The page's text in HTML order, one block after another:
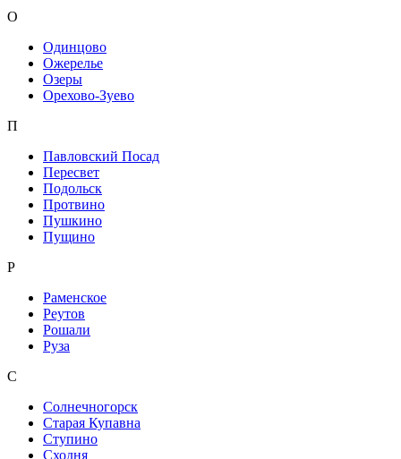
О
Одинцово
Ожерелье
Озеры
Орехово-Зуево
П
Павловский Посад
Пересвет
Подольск
Протвино
Пушкино
Пущино
Р
Раменское
Реутов
Рошали
Руза
С
Солнечногорск
Старая Купавна
Ступино
Сходня